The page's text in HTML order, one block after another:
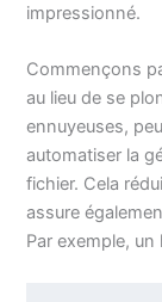
impressionné.
Commençons
au lieu de se
ennuyeuses,
automatiser la
fichier. Cela
assure
Par exemple,